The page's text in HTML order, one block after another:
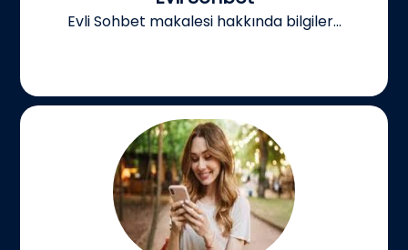
Evli Sohbet makalesi hakkında bilgiler...